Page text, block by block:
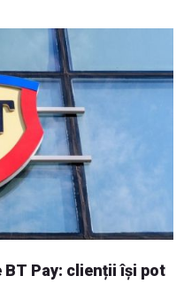
Pay: clienții își pot